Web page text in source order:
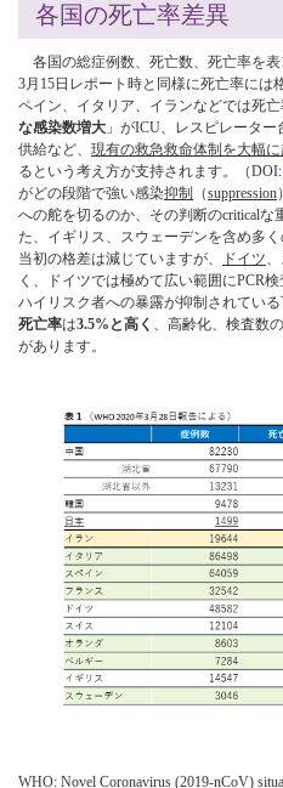
各国の死亡率差異
各国の総症例数、死亡数、死亡率を表
3月15日レポート時と同様に死亡率には
ペイン、イタリア、イランなどでは死
な感染数増大 」がICU、レスピレータ
供給など、 現有の救急救命体制を大幅
るという考え方が支持されます。（DOI:
がどの段階で強い感染抑制 （suppression
への舵を切るのか、その判断のcriticalな
た、イギリス、スウェーデンを含め多
当初の格差は減じていますが、
ドイツ
く、ドイツでは極めて広い範囲にPCR
ハイリスク者への暴露が抑制されている
死亡率は3.5%と高く 、高齢化、検査数
があります。
WHO: Novel Coronavirus (2019-nCoV)